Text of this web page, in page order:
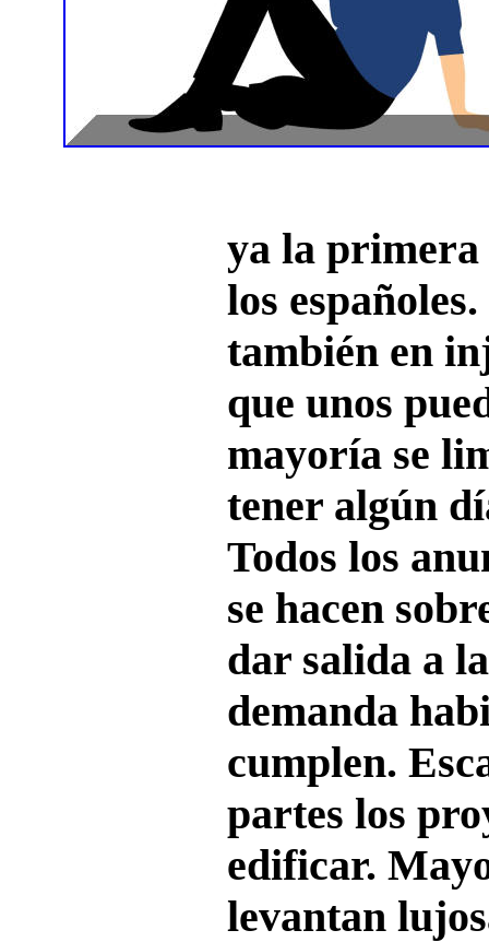
ya la primera
los
también en
que unos
mayoría se
tener algún
Todos los
se hacen
dar salida a
demanda
cumplen.
partes los
edificar.
levantan